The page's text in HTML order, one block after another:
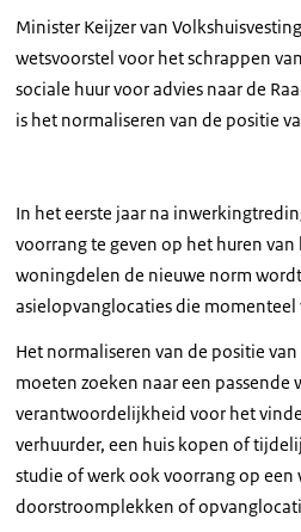
Minister Keijzer van
wetsvoorstel voor het schrappen
sociale huur voor advies naar de
is het normaliseren van de positie
In het eerste jaar na
voorrang te geven op het huren
woningdelen de nieuwe norm
asielopvanglocaties die momenteel
Het normaliseren van de positie
moeten zoeken naar een passende
verantwoordelijkheid voor het
verhuurder, een huis kopen of
studie of werk ook voorrang op
doorstroomplekken of